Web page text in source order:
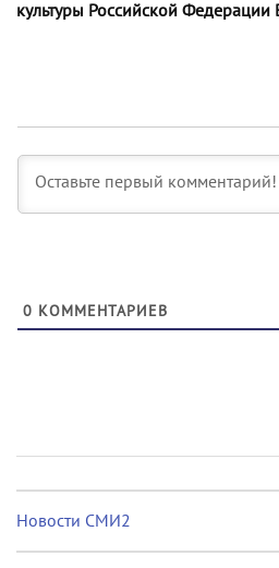
культуры Российской
0 КОММЕНТАРИЕВ
Новости СМИ2